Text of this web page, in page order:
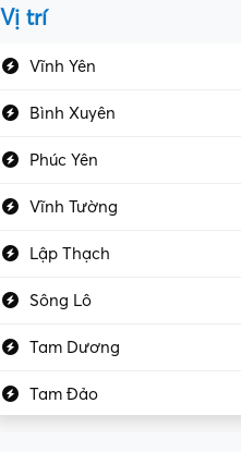
Kiểm soát chất lượng
Vị trí
Vĩnh Yên
Bình Xuyên
Phúc Yên
Vĩnh Tường
Lập Thạch
Sông Lô
Tam Dương
Tam Đảo